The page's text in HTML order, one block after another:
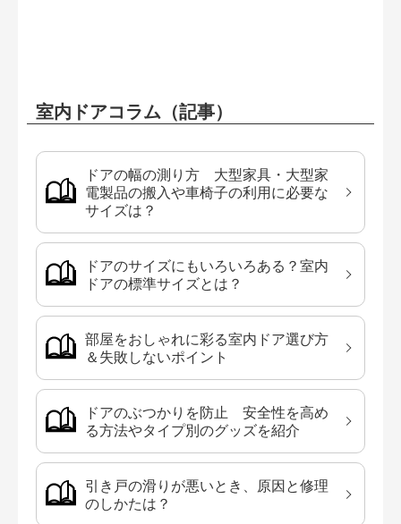
室内ドアコラム（記事）
ドアの幅の測り方 大型家具・大型家
電製品の搬入や車椅子の利用に必要な
サイズは？
ドアのサイズにもいろいろある？室内
ドアの標準サイズとは？
部屋をおしゃれに彩る室内ドア選び方
＆失敗しないポイント
ドアのぶつかりを防止 安全性を高め
る方法やタイプ別のグッズを紹介
引き戸の滑りが悪いとき、原因と修理
のしかたは？